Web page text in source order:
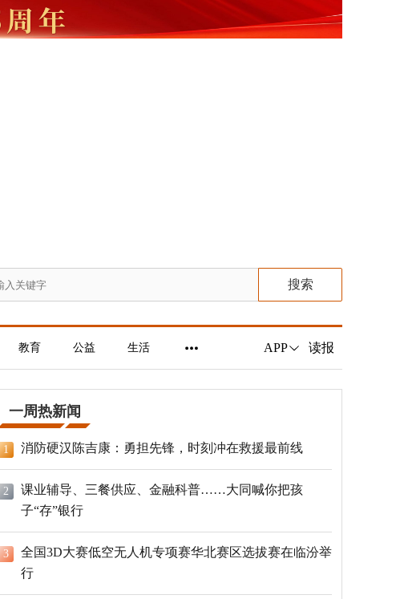
搜索
教育 公益 生活 APP 读报
一周热新闻
1 消防硬汉陈吉康：勇担先锋，时刻冲在救援最前线
2
课业辅导、三餐供应、金融科普……大同喊你把孩
子“存”银行
3
全国3D大赛低空无人机专项赛华北赛区选拔赛在临汾举
行